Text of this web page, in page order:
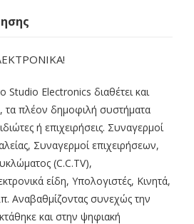
Electronics διαθέτει και
τα πλέον δημοφιλή συστήματα
ή επιχειρήσεις. Συναγερμοί
Συναγερμοί επιχειρήσεων,
(C.C.TV),
είδη, Υπολογιστές, Κινητά,
Αναβαθμίζοντας συνεχώς την
και στην ψηφιακή